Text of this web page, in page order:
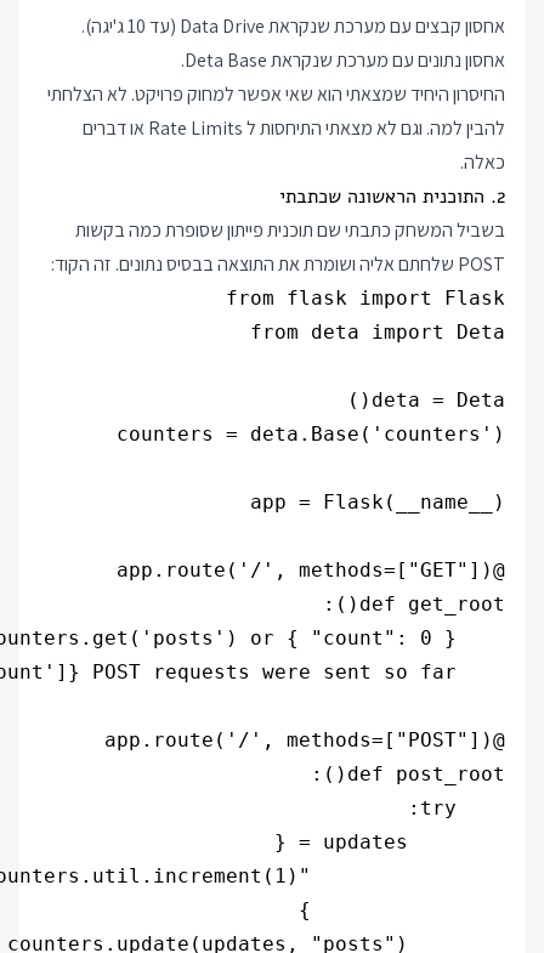
אחסון קבצים עם מערכת שנקראת Data Drive (עד 10 ג'יגה).
אחסון נתונים עם מערכת שנקראת Deta Base.
החיסרון היחיד שמצאתי הוא שאי אפשר למחוק פרויקט. לא הצלחתי
להבין למה. וגם לא מצאתי התיחסות ל Rate Limits או דברים
כאלה.
2. התוכנית הראשונה שכתבתי
בשביל המשחק כתבתי שם תוכנית פייתון שסופרת כמה בקשות
POST שלחתם אליה ושומרת את התוצאה בבסיס נתונים. זה הקוד: